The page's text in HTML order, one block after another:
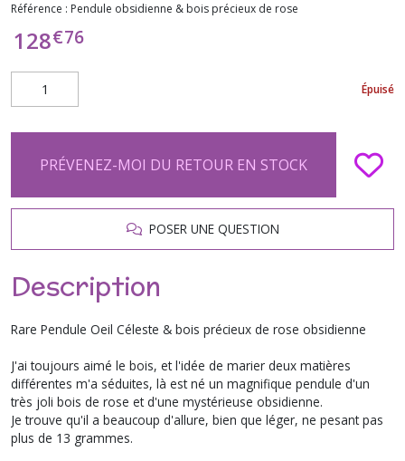
Référence : Pendule obsidienne & bois précieux de rose
128€76
Épuisé
PRÉVENEZ-MOI DU RETOUR EN STOCK
POSER UNE QUESTION
Description
Rare Pendule Oeil Céleste & bois précieux de rose obsidienne
J'ai toujours aimé le bois, et l'idée de marier deux matières
différentes m'a séduites, là est né un magnifique pendule d'un
très joli bois de rose et d'une mystérieuse obsidienne.
Je trouve qu'il a beaucoup d'allure, bien que léger, ne pesant pas
plus de 13 grammes.